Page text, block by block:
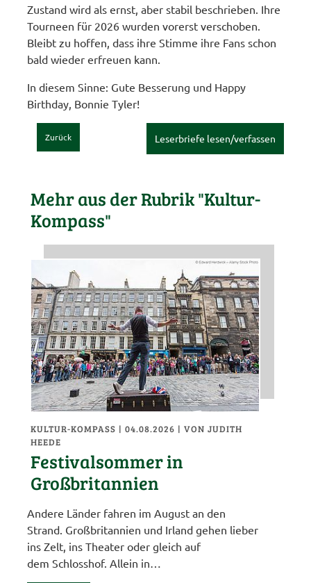
Zustand wird als ernst, aber stabil beschrieben. Ihre
Tourneen für 2026 wurden vorerst verschoben.
Bleibt zu hoffen, dass ihre Stimme ihre Fans schon
bald wieder erfreuen kann.
In diesem Sinne: Gute Besserung und Happy
Birthday, Bonnie Tyler!
Zurück Leserbriefe lesen/verfassen
Mehr aus der Rubrik "Kultur-
Kompass"
KULTUR-KOMPASS | 04.08.2026 |VON JUDITH
HEEDE
Festivalsommer in
Großbritannien
Andere Länder fahren im August an den
Strand. Großbritannien und Irland gehen lieber
ins Zelt, ins Theater oder gleich auf
dem Schlosshof. Allein in…